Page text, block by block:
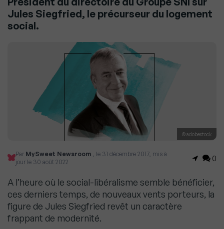
Jules Siegfried, le précurseur du logement
social.
© adobestock
Par MySweet Newsroom , le 31 décembre 2017, mis à
jour le 30 août 2022
0
A l’heure où le social-libéralisme semble bénéficier,
ces derniers temps, de nouveaux vents porteurs, la
figure de Jules Siegfried revêt un caractère
frappant de modernité.